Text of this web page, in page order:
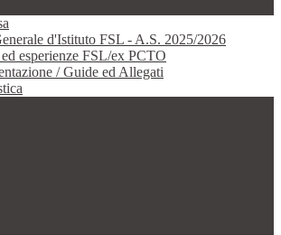
d'Istituto FSL - A.S. 2025/2026
esperienze FSL/ex PCTO
/ Guide ed Allegati